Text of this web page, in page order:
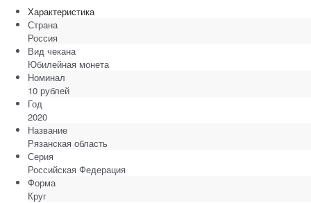
Характеристика
Страна
Россия
Вид чекана
Юбилейная монета
Номинал
10 рублей
Год
2020
Название
Рязанская область
Серия
Российская Федерация
Форма
Круг